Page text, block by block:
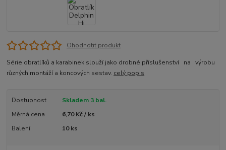
Ohodnotit produkt
Série obratlíků a karabinek slouží jako drobné příslušenství na výrobu
různých montáží a koncových sestav. celý popis
Dostupnost
Skladem 3 bal.
Měrná cena
6,70 Kč / ks
Balení
10 ks